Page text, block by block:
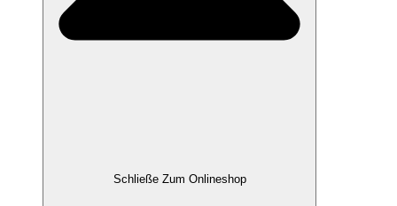
Schließe Zum Onlineshop